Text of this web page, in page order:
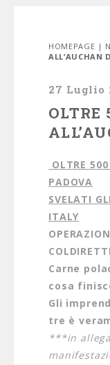
HOMEPAGE |
ALL’AUCHAN
27 Luglio
OLTRE
OLTRE
PADOVA
SVELATI
ITALY
Carne
cosa
Gli
tre è
***in